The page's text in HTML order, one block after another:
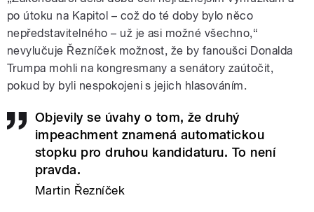
po útoku na Kapitol – což do té doby bylo něco
nepředstavitelného – už je asi možné všechno,“
nevylučuje Řezníček možnost, že by fanoušci Donalda
Trumpa mohli na kongresmany a senátory zaútočit,
pokud by byli nespokojeni s jejich hlasováním.
Objevily se úvahy o tom, že druhý
impeachment znamená automatickou
stopku pro druhou kandidaturu. To není
pravda.
Martin Řezníček